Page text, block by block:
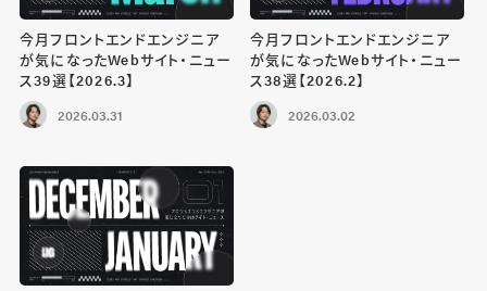
今月フロントエンドエンジニア
が気になったWebサイト・ニュー
ス39選【2026.3】
2026.03.31
今月フロントエンドエンジニア
が気になったWebサイト・ニュー
ス38選【2026.2】
2026.03.02